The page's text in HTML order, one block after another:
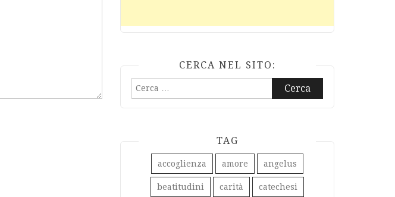
CERCA NEL SITO:
Ricerca
TAG
accoglienza amore angelus
beatitudini carità catechesi